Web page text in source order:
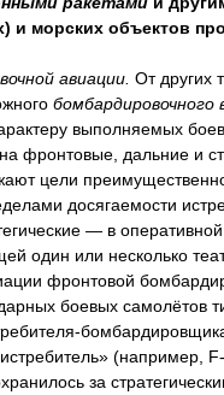
и морских объектов
авиации. От других
бомбардировочного
выполняемых
фронтовые, дальние и
цели
досягаемости
— в
один или несколько
фронтовой
боевых самолётов
(например,
за